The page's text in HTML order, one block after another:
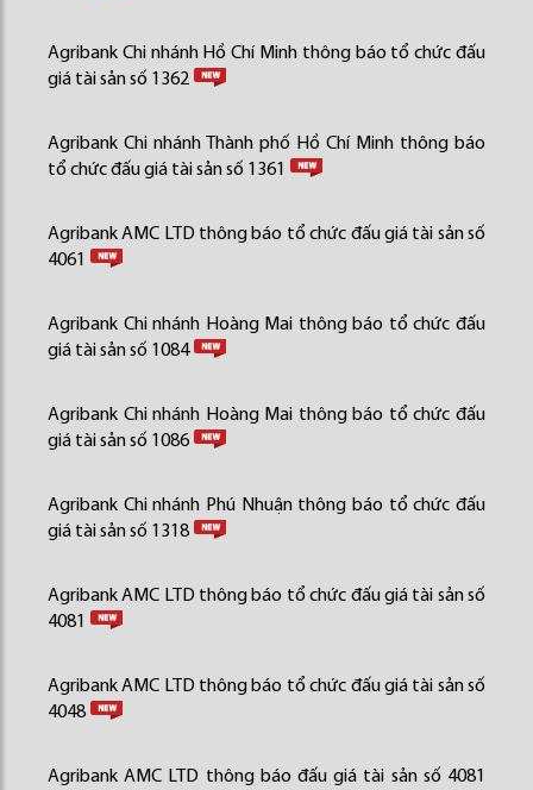
Agribank Chi nhánh Hồ Chí Minh thông báo tổ chức đấu
giá tài sản số 1362
Agribank Chi nhánh Thành phố Hồ Chí Minh thông báo
tổ chức đấu giá tài sản số 1361
Agribank AMC LTD thông báo tổ chức đấu giá tài sản số
4061
Agribank Chi nhánh Hoàng Mai thông báo tổ chức đấu
giá tài sản số 1084
Agribank Chi nhánh Hoàng Mai thông báo tổ chức đấu
giá tài sản số 1086
Agribank Chi nhánh Phú Nhuận thông báo tổ chức đấu
giá tài sản số 1318
Agribank AMC LTD thông báo tổ chức đấu giá tài sản số
4081
Agribank AMC LTD thông báo tổ chức đấu giá tài sản số
4048
Agribank AMC LTD thông báo đấu giá tài sản số 4081